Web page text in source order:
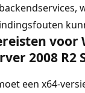
voor
2008 R2
een x64-